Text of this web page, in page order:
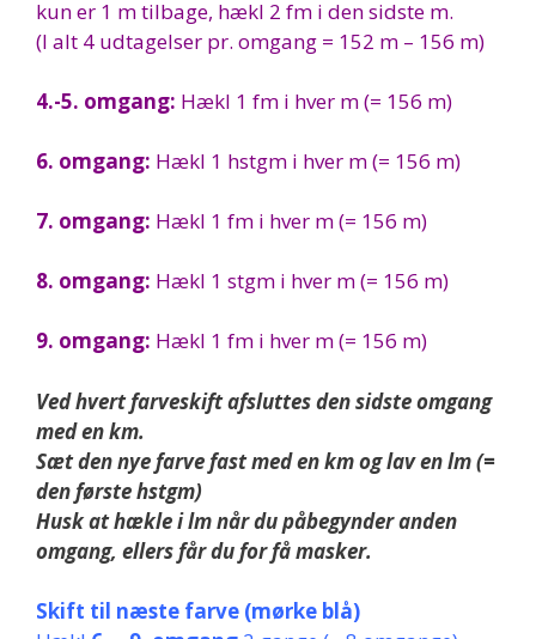
kun er 1 m tilbage, hækl 2 fm i den sidste m.
(I alt 4 udtagelser pr. omgang = 152 m – 156 m)
4.-5. omgang: Hækl 1 fm i hver m (= 156 m)
6. omgang: Hækl 1 hstgm i hver m (= 156 m)
7. omgang: Hækl 1 fm i hver m (= 156 m)
8. omgang: Hækl 1 stgm i hver m (= 156 m)
9. omgang: Hækl 1 fm i hver m (= 156 m)
Ved hvert farveskift afsluttes den sidste omgang
med en km.
Sæt den nye farve fast med en km og lav en lm (=
den første hstgm)
Husk at hækle i lm når du påbegynder anden
omgang, ellers får du for få masker.
Skift til næste farve (mørke blå)